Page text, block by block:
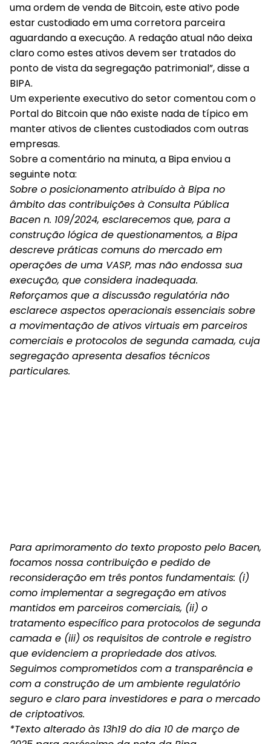
uma ordem de venda de Bitcoin, este ativo pode
estar custodiado em uma corretora parceira
aguardando a execução. A redação atual não deixa
claro como estes ativos devem ser tratados do
ponto de vista da segregação patrimonial”, disse a
BIPA.
Um experiente executivo do setor comentou com o
Portal do Bitcoinque não existe nada de típico em
manter ativos de clientes custodiados com outras
empresas.
Sobre a comentário na minuta, a Bipa enviou a
seguinte nota:
Sobre o posicionamento atribuído à Bipa no
âmbito das contribuições à Consulta Pública
Bacen n. 109/2024, esclarecemos que, para a
construção lógica de questionamentos, a Bipa
descreve práticas comuns do mercado em
operações de uma VASP, mas não endossa sua
execução, que considera inadequada.
Reforçamos que a discussão regulatória não
esclarece aspectos operacionais essenciais sobre
a movimentação de ativos virtuais em parceiros
comerciais e protocolos de segunda camada, cuja
segregação apresenta desafios técnicos
particulares.
Para aprimoramento do texto proposto pelo Bacen,
focamos nossa contribuição e pedido de
reconsideração em três pontos fundamentais: (i)
como implementar a segregação em ativos
mantidos em parceiros comerciais, (ii) o
tratamento específico para protocolos de segunda
camada e (iii) os requisitos de controle e registro
que evidenciem a propriedade dos ativos.
Seguimos comprometidos com a transparência e
com a construção de um ambiente regulatório
seguro e claro para investidores e para o mercado
de criptoativos.
*Texto alterado às 13h19 do dia 10 de março de